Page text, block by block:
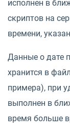
исполнен в
скриптов на
времени,
Данные о дате
хранится в
примера), при
выполнен в
время больше